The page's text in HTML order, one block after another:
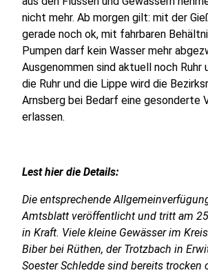
nicht mehr. Ab morgen gilt: mit der
gerade noch ok, mit fahrbaren
Pumpen darf kein Wasser mehr
Ausgenommen sind aktuell noch Ruhr
die Ruhr und die Lippe wird die
Arnsberg bei Bedarf eine gesonderte
erlassen.
Lest hier die Details:
Die entsprechende
Amtsblatt veröffentlicht und tritt am
in Kraft. Viele kleine Gewässer im
Biber bei Rüthen, der Trotzbach in
Soester Schledde sind bereits trocken